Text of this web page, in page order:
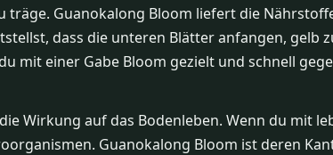
träge. Guanokalong Bloom liefert die
dass die unteren Blätter anfangen, gelb
mit einer Gabe Bloom gezielt und schnell
Wirkung auf das Bodenleben. Wenn du mit
Guanokalong Bloom ist deren